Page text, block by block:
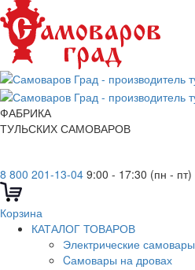
ФАБРИКА
ТУЛЬСКИХ САМОВАРОВ
8 800 201-13-04 9:00 - 17:30 (пн - пт)
Корзина
КАТАЛОГ ТОВАРОВ
Электрические самовары
Cамовары на дровах